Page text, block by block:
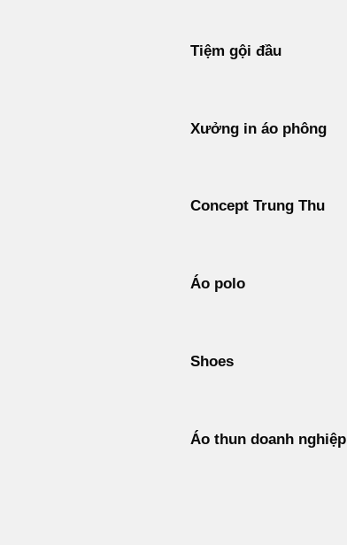
Tiệm gội đầu
Xưởng in áo phông
Concept Trung Thu
Áo polo
Shoes
Áo thun doanh nghiệp